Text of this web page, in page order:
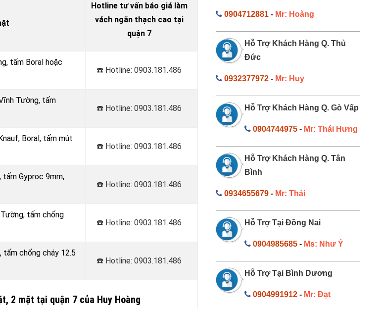
Hotline tư vấn báo giá làm
vách ngăn thạch cao tại
quận 7
tấm Boral hoặc
☎️ Hotline: 0903.181.486
Tường, tấm
☎️ Hotline: 0903.181.486
Boral, tấm mút
☎️ Hotline: 0903.181.486
tấm Gyproc 9mm,
☎️ Hotline: 0903.181.486
tấm chống
☎️ Hotline: 0903.181.486
tấm chống cháy 12.5
☎️ Hotline: 0903.181.486
2 mặt tại quận 7 của Huy Hoàng
0904712881- Mr: Hoàng
Hỗ Trợ Khách Hàng Q. Thủ
Đức
0932377972- Mr: Huy
Hỗ Trợ Khách Hàng Q. Gò Vấp
0904744975 - Mr: Thái Hưng
Hỗ Trợ Khách Hàng Q. Tân
Bình
0934655679- Mr: Thái
Hỗ Trợ Tại Đồng Nai
0904985685 - Ms: Như Ý
Hỗ Trợ Tại Bình Dương
0904991912 - Mr: Đạt